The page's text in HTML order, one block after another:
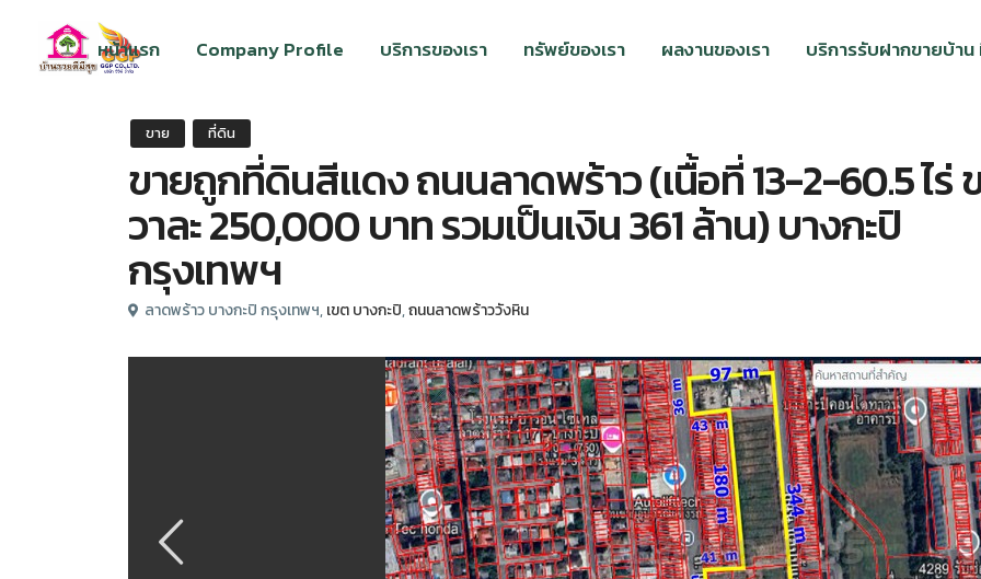
หน้าแรก Company Profile บริการของเรา ทรัพย์ของเรา ผลงานของเรา บริการรับฝากขายบ้าน
ขาย ที่ดิน
ขายถูกที่ดินสีแดง ถนนลาดพร้าว (เนื้อที่ 13-2-60.5 ไร่
วาละ 250,000 บาท รวมเป็นเงิน 361 ล้าน) บางกะปิ
กรุงเทพฯ
ลาดพร้าว บางกะปิ กรุงเทพฯ,เขต บางกะปิ,ถนนลาดพร้าววังหิน